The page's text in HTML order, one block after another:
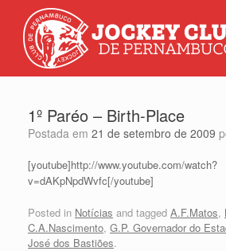
1º Paréo – Birth-Place
Postada em 21 de setembro de 2009
[youtube]http://www.youtube.com/watch?
v=dAKpNpdWvfc[/youtube]
Posted in Notícias and tagged A.F.Matos,
C.A.Nascimento, G.P. Governador do
José dos Bastiões.